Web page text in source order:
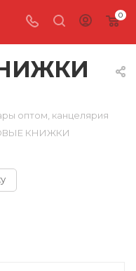
0
оптом, канцелярия
КНИЖКИ